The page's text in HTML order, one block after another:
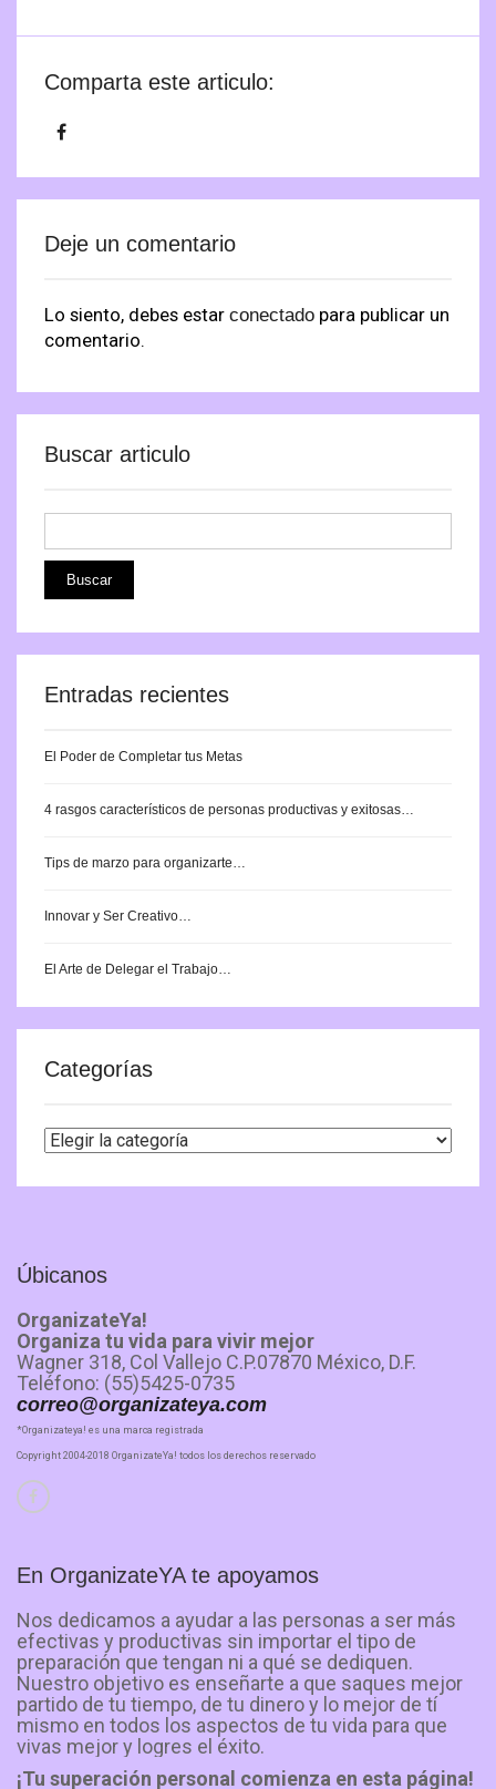
Comparta este articulo:
Deje un comentario
Lo siento, debes estar conectado para publicar un
comentario.
Buscar articulo
Entradas recientes
El Poder de Completar tus Metas
4 rasgos característicos de personas productivas y exitosas…
Tips de marzo para organizarte…
Innovar y Ser Creativo…
El Arte de Delegar el Trabajo…
Categorías
Úbicanos
OrganizateYa!
Organiza tu vida para vivir mejor
Wagner 318, Col Vallejo C.P.07870 México, D.F.
Teléfono: (55)5425-0735
correo@organizateya.com
*Organizateya! es una marca registrada
Copyright 2004-2018 OrganizateYa! todos los derechos reservado
En OrganizateYA te apoyamos
Nos dedicamos a ayudar a las personas a ser más
efectivas y productivas sin importar el tipo de
preparación que tengan ni a qué se dediquen.
Nuestro objetivo es enseñarte a que saques mejor
partido de tu tiempo, de tu dinero y lo mejor de tí
mismo en todos los aspectos de tu vida para que
vivas mejor y logres el éxito.
¡Tu superación personal comienza en esta página!